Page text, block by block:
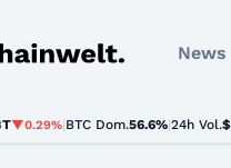
News
▼0.29% BTC Dom.56.6% 24h Vol.
BTC$64,302.00